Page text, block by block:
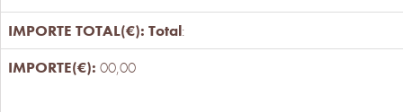
Total:
00,00